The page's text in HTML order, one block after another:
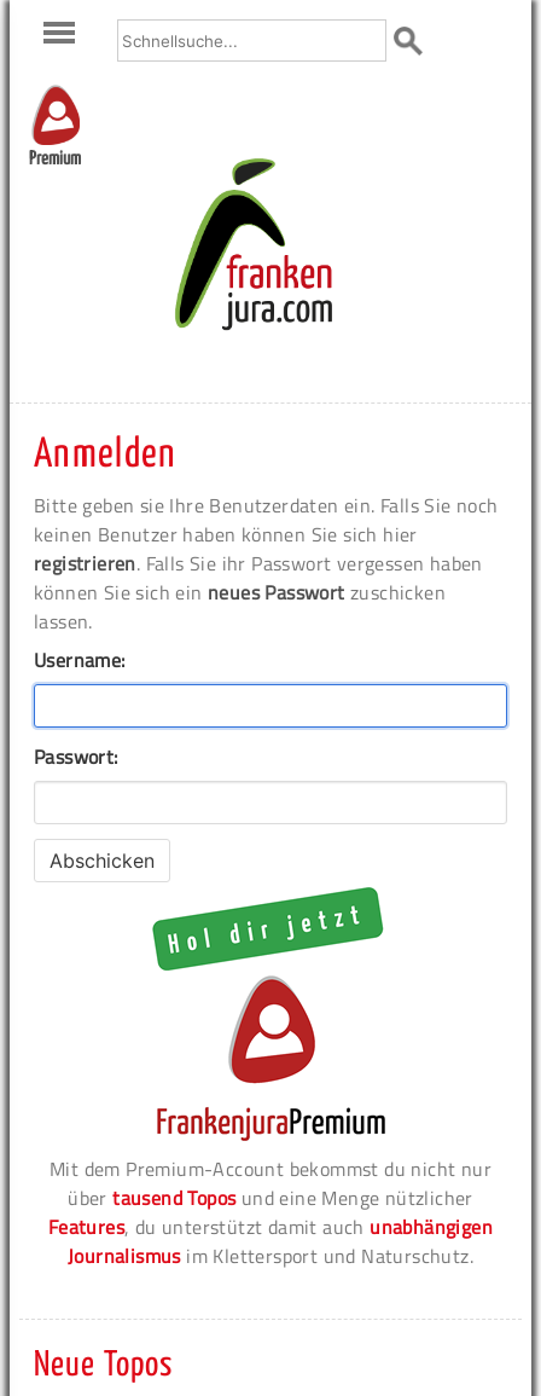
Premium
Anmelden
Bitte geben sie Ihre Benutzerdaten ein. Falls Sie noch
keinen Benutzer haben können Sie sich hier
registrieren. Falls Sie ihr Passwort vergessen haben
können Sie sich ein neues Passwort zuschicken
lassen.
Username:
Passwort:
Mit dem Premium-Account bekommst du nicht nur
übertausend Toposund eine Menge nützlicher
Features, du unterstützt damit auch unabhängigen
Journalismusim Klettersport und Naturschutz.
Neue Topos